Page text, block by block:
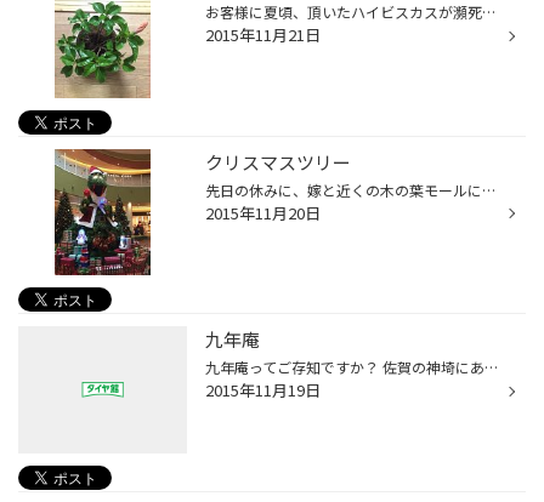
お客様に夏頃、頂いたハイビスカスが瀕死状態だったので、先日植え替えた所、なんと花が咲いてきました！ なかなかこのハイビスカス、頑張ってくれます。 来年も、咲いてくれるかなぁ〜‼️
2015年11月21日
クリスマスツリー
先日の休みに、嫁と近くの木の葉モールに買い物に行きました。 もうそろそろ時期になりました。 そうです。クリスマスです。 木の葉モールにも飾ってありました。 しかし、子供にはちょっと怖いような・・・
2015年11月20日
九年庵
九年庵ってご存知ですか？ 佐賀の神埼にあるんですが、 国の名勝にも指定されてる建物と庭園です。 年に２回、春と秋に公開されるのですが、 期間も短いのですごい人出です。 秋の公開がまさに今！！ 週末までは天気も良さそうなのでいかがですか？ 駐車場などは事前に調べて行かれてください。
2015年11月19日